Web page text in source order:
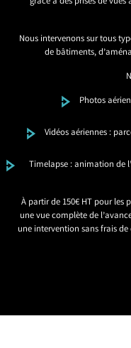
Nous intervenons sur tous
de bâtiments,
Photos
Vidéos aériennes :
Timelapse : animation de
À partir de 150€ HT pour les
une vue complète de
une intervention sans frais